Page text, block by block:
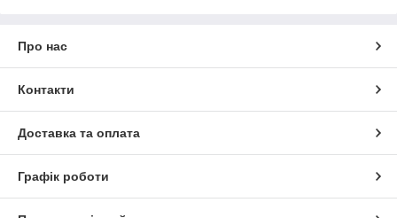
Про нас
Контакти
Доставка та оплата
Графік роботи